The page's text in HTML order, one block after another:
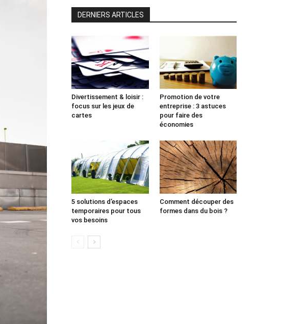
DERNIERS ARTICLES
Divertissement & loisir :
focus sur les jeux de
cartes
Promotion de votre
entreprise : 3 astuces
pour faire des
économies
5 solutions d’espaces
temporaires pour tous
vos besoins
Comment découper des
formes dans du bois ?